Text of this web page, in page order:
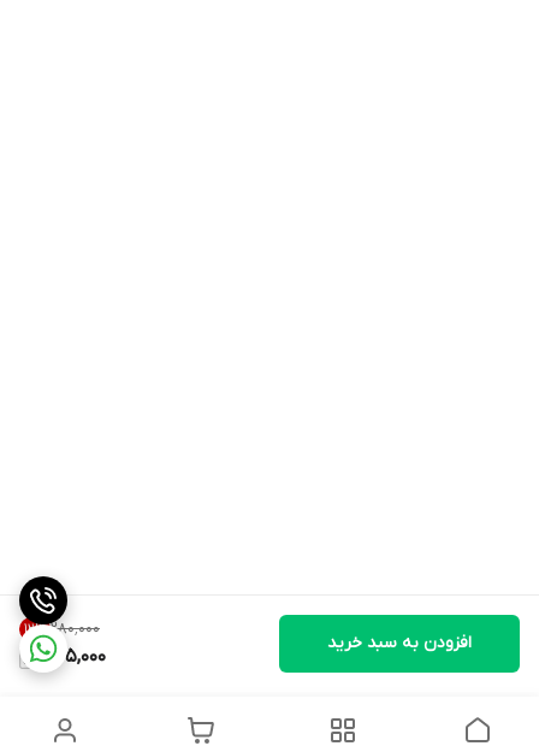
۲۸۰٬۰۰۰ 12%
245,000
افزودن به سبد خرید